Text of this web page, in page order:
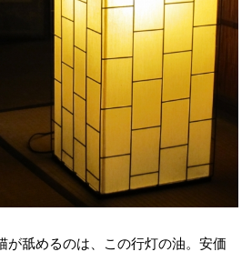
が舐めるのは、この行灯の油。安価